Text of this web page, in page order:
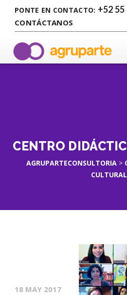
PONTE EN CONTACTO: +52
CONTÁCTANOS
CENTRO
AGRUPARTECONSULTORIA>
CULTURAL
18 MAY 2017